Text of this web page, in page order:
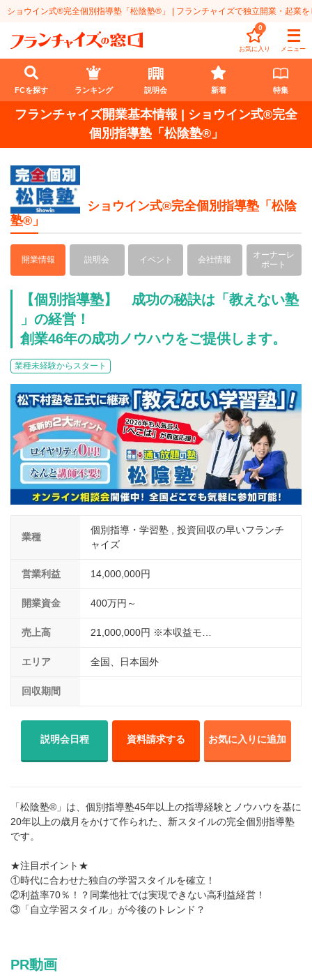
ショウイン式®完全個別指導塾「松陰塾®」 | フランチャイズで独立開業・起業を
お気に入り
0
メニュー
代理店業
教育・保育業
飲食・菓子業
サービス業
無店舗系
小売業
介護・福祉業
美容・健康業
海外FC本部
インターン独立・社員募集
開業資金
1円〜100万円
501万円～1000万円
1001万円以上
エリア
北海道
甲信越・北陸
関東
東海
近畿
四国
中国
九州・沖縄
ランキング
介護
塾
飲食
リペアクリーニング
100万以下で開業
夫婦で開業
脱サラで開業
副業・サイドビジネス
週間ランキング
イベント
お役立ち情報コラム
会員登録 ログイン
FCを探す ランキング 説明会 新着 特集
フランチャイズ開業基本情報 | ショウイン式®完全
個別指導塾「松陰塾®」
ショウイン式®完全個別指導塾「松陰
塾®」
開業情報 説明会 イベント 会社情報
オーナーレ
ポート
【個別指導塾】 成功の秘訣は「教えない塾
」の経営！
創業46年の成功ノウハウをご提供します。
業種未経験からスタート
業種
個別指導・学習塾 , 投資回収の早いフランチ
ャイズ
営業利益 14,000,000円
開業資金 400万円～
売上高 21,000,000円 ※本収益モ…
エリア 全国、日本国外
回収期間
説明会日程 資料請求する お気に入りに追加
「松陰塾®」は、個別指導塾45年以上の指導経験とノウハウを基に
20年以上の歳月をかけて作られた、新スタイルの完全個別指導塾
です。
★注目ポイント★
①時代に合わせた独自の学習スタイルを確立！
②利益率70％！？同業他社では実現できない高利益経営！
③「自立学習スタイル」が今後のトレンド？
PR動画